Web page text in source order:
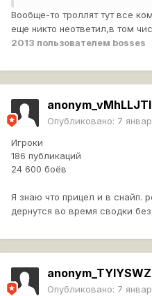
Вообще-то троллят тут все
еще никто неответил,в том
2013 пользователем bosses
Опубликовано: 7
Игроки
186 публикаций
24 600 боёв
Я знаю что прицел и в снайп.
дернутся во время сводки
Опубликовано: 7